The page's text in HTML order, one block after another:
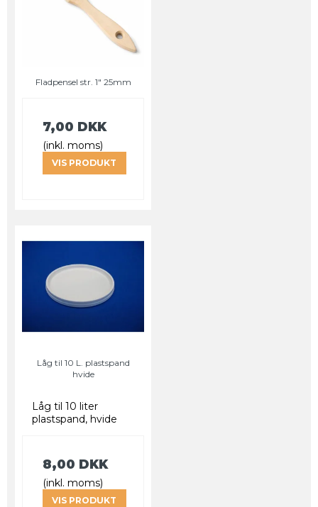
Fladpensel str. 1" 25mm
7,00 DKK
(inkl. moms)
VIS PRODUKT
Låg til 10 L. plastspand
hvide
Låg til 10 liter
plastspand, hvide
8,00 DKK
(inkl. moms)
VIS PRODUKT